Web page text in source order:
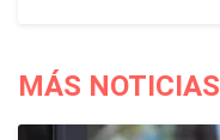
MÁS NOTICIAS